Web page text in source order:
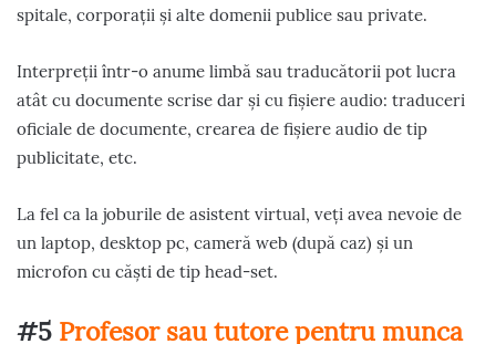
spitale, corporații și alte domenii publice sau private.
Interpreții într-o anume limbă sau traducătorii pot lucra
atât cu documente scrise dar și cu fișiere audio: traduceri
oficiale de documente, crearea de fișiere audio de tip
publicitate, etc.
La fel ca la joburile de asistent virtual, veți avea nevoie de
un laptop, desktop pc, cameră web (după caz) și un
microfon cu căști de tip head-set.
#5 Profesor sau tutore pentru munca